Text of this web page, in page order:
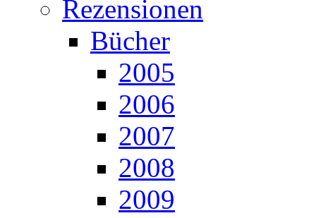
Rezensionen
Bücher
2005
2006
2007
2008
2009